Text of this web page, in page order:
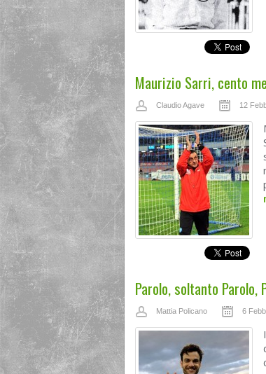
Maurizio Sarri, cento
Claudio Agave 12
Parolo, soltanto Parolo,
Mattia Policano 6